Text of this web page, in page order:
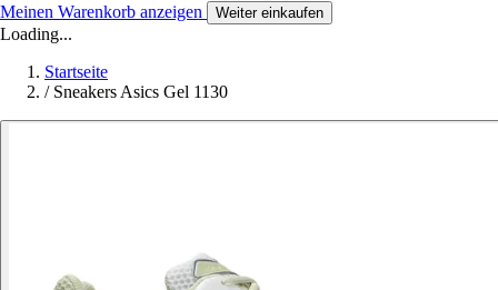
Meinen Warenkorb anzeigen Weiter einkaufen
Loading...
Startseite
/ Sneakers Asics Gel 1130